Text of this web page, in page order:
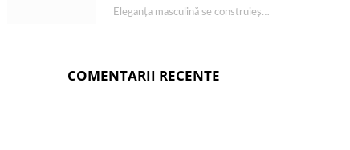
Eleganța masculină se construiește dimineața, în câteva minute și cu produsele potrivite. O rutină de…
COMENTARII RECENTE